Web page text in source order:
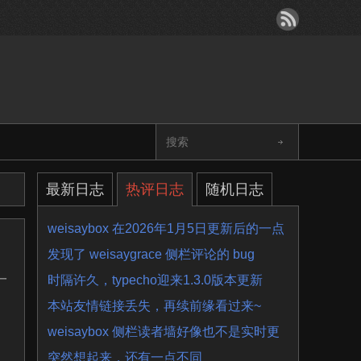
最新日志 热评日志 随机日志
weisaybox 在2026年1月5日更新后的一点
细节问题
发现了 weisaygrace 侧栏评论的 bug
时隔许久，typecho迎来1.3.0版本更新
本站友情链接丢失，再续前缘看过来~
weisaybox 侧栏读者墙好像也不是实时更
新的
突然想起来，还有一点不同